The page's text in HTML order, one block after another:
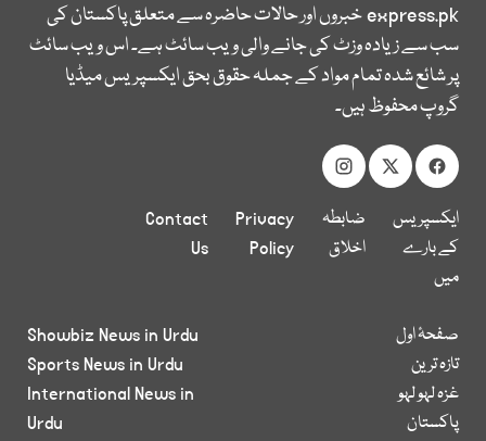
express.pkخبروں اور حالات حاضرہ سے متعلق پاکستان کی
سب سے زیادہ وزٹ کی جانے والی ویب سائٹ ہے۔ اس ویب سائٹ
پر شائع شدہ تمام مواد کے جملہ حقوق بحق ایکسپریس میڈیا
گروپ محفوظ ہیں۔
ایکسپریس
کے بارے
میں
ضابطہ
اخلاق
Privacy
Policy
Contact
Us
صفحۂ اول
تازہ ترین
غزہ لہو لہو
پاکستان
Showbiz News in Urdu
Sports News in Urdu
International News in
Urdu